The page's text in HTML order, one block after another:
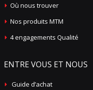
Où nous trouver
Nos produits MTM
4 engagements Qualité
ENTRE VOUS ET NOUS
Guide d’achat